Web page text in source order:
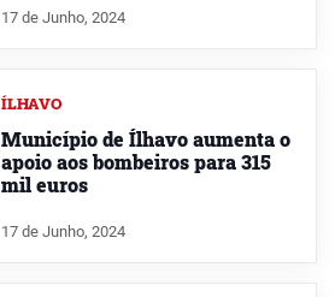
17 de Junho, 2024
ÍLHAVO
Município de Ílhavo aumenta o
apoio aos bombeiros para 315
mil euros
17 de Junho, 2024